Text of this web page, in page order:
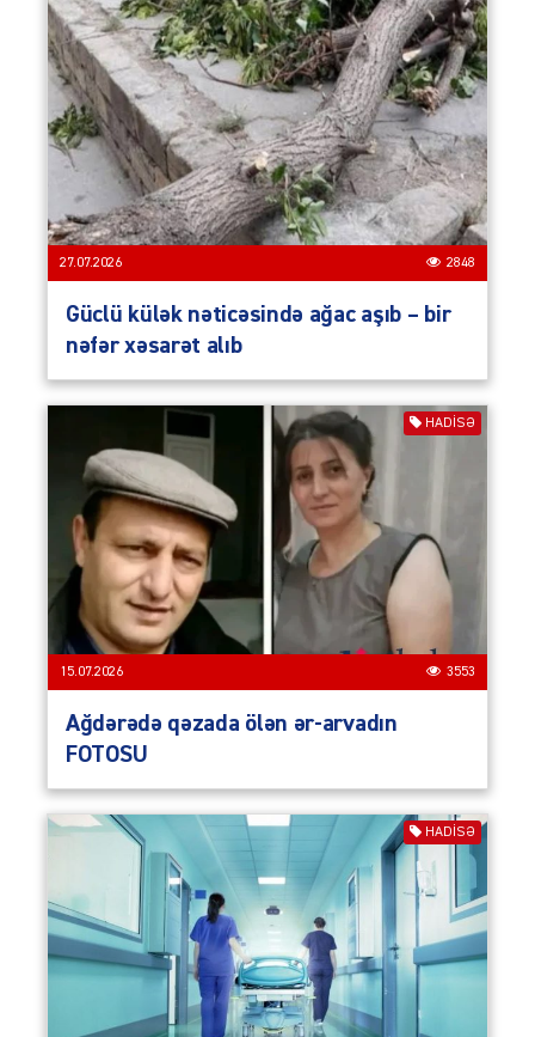
27.07.2026 2848
Güclü külək nəticəsində ağac aşıb – bir
nəfər xəsarət alıb
HADISƏ
15.07.2026 3553
Ağdərədə qəzada ölən ər-arvadın
FOTOSU
HADISƏ